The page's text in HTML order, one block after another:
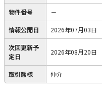
物件番号 －
情報公開日 2026年07月03日
次回更新予
定日
2026年08月20日
取引態様 仲介